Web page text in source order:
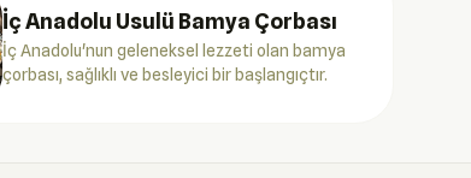
İç Anadolu Usulü Bamya Çorbası
İç Anadolu'nun geleneksel lezzeti olan bamya
çorbası, sağlıklı ve besleyici bir başlangıçtır.